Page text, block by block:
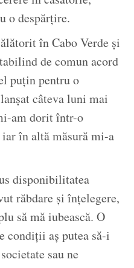
o despărțire.
în Cabo Verde și
de comun acord
puțin pentru o
câteva luni mai
am dorit într-o
în altă măsură mi-a
disponibilitatea
răbdare și înțelegere,
să mă iubească. O
condiții aș putea să-i
sau ne